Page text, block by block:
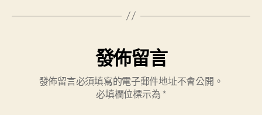
發佈留言
發佈留言必須填寫的電子郵件地址不會公開。
必填欄位標示為 *